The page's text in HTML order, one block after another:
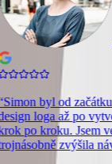
Simon byl od
loga až po
po kroku. Jsem
zvýšila